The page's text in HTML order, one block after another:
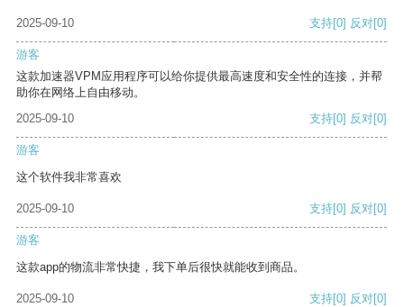
2025-09-10 支持[0] 反对[0]
游客
这款加速器VPM应用程序可以给你提供最高速度和安全性的连接，并帮
助你在网络上自由移动。
2025-09-10
支持[0] 反对[0]
游客
这个软件我非常喜欢
2025-09-10 支持[0] 反对[0]
游客
这款app的物流非常快捷，我下单后很快就能收到商品。
2025-09-10 支持[0] 反对[0]